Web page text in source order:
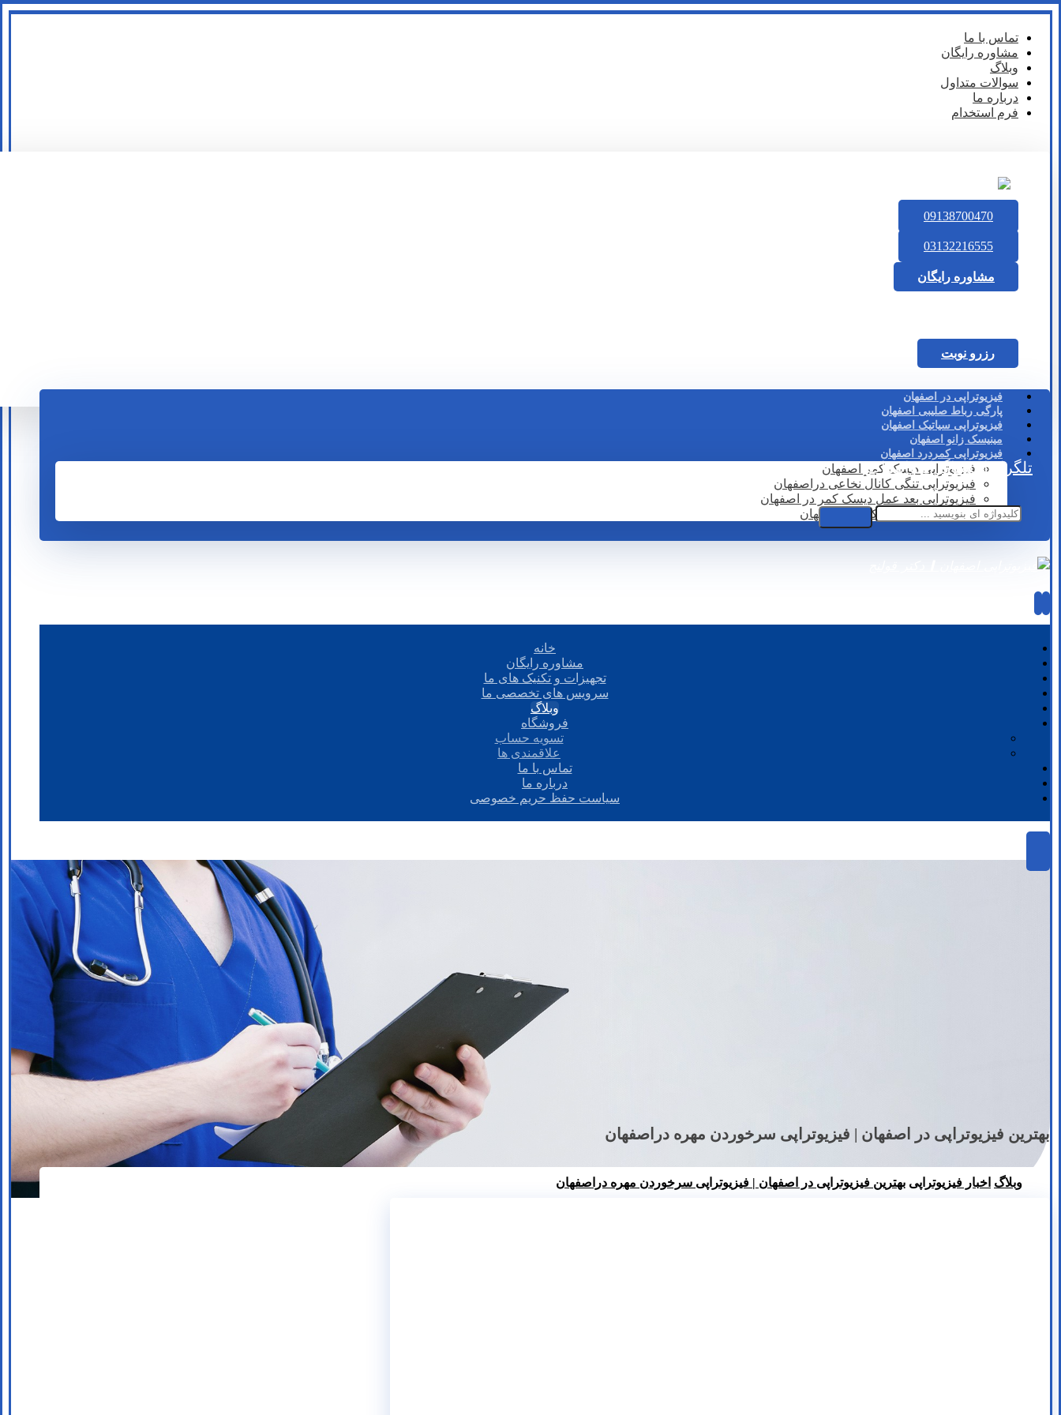
تماس با ما
مشاوره رایگان
وبلاگ
سوالات متداول
درباره ما
فرم استخدام
09138700470
03132216555
مشاوره رایگان
رزرو نوبت
فیزیوتراپی در اصفهان
پارگی رباط صلیبی اصفهان
فیزیوتراپی سیاتیک اصفهان
مینیسک زانو اصفهان
فیزیوتراپی کمردرد اصفهان
فیزیوتراپی دیسک کمر اصفهان
فیزیوتراپی تنگی کانال نخاعی دراصفهان
فیزیوتراپی بعد عمل دیسک کمر در اصفهان
لیزر درمانی دیسک کمر در اصفهان
تلگرام اینستاگرام واتساپ
خانه
مشاوره رایگان
تجهیزات و تکنیک های ما
سرویس های تخصصی ما
وبلاگ
فروشگاه
تسویه حساب
علاقمندی ها
تماس با ما
درباره ما
سیاست حفظ حریم خصوصی
بهترین فیزیوتراپی در اصفهان | فیزیوتراپی سرخوردن مهره دراصفهان
وبلاگ اخبار فیزیوتراپی بهترین فیزیوتراپی در اصفهان | فیزیوتراپی سرخوردن مهره دراصفهان